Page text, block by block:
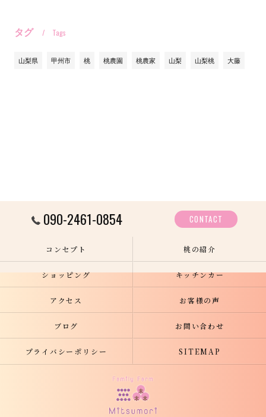
タグ Tags
山梨県 甲州市 桃 桃農園 桃農家 山梨 山梨桃 大藤
090-2461-0854 CONTACT
コンセプト 桃の紹介
ショッピング キッチンカー
アクセス お客様の声
ブログ お問い合わせ
プライバシーポリシー SITEMAP